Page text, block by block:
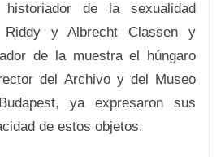
historiador de la sexualidad
Riddy y Albrecht Classen y
de la muestra el húngaro
del Archivo y del Museo
ya expresaron sus
de estos objetos.